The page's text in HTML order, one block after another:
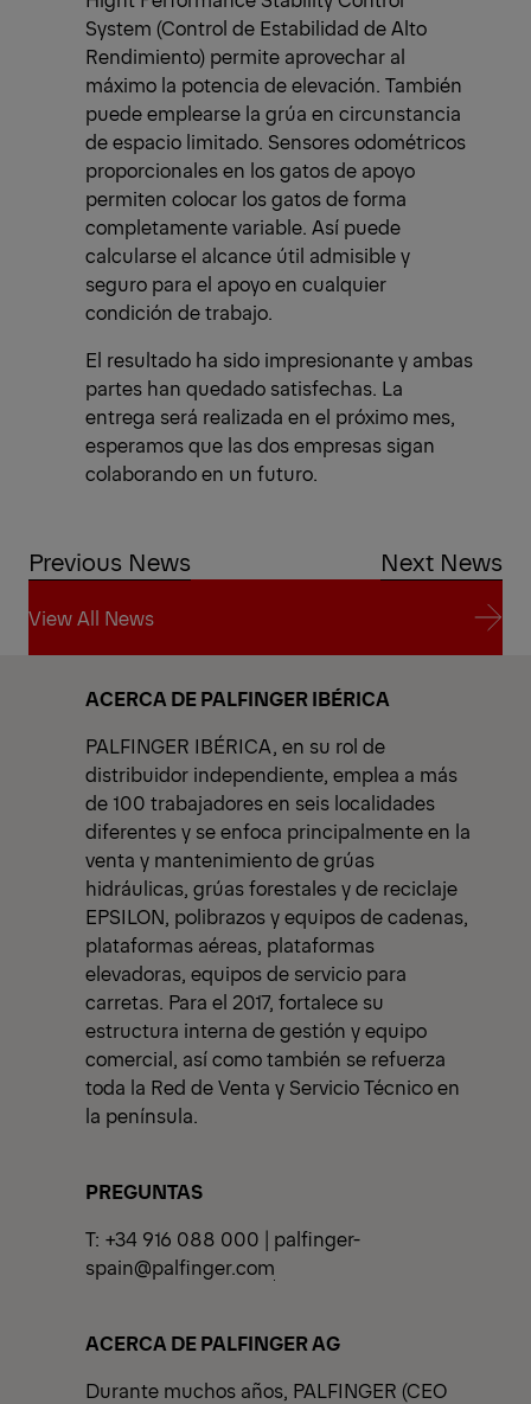
System (Control de Estabilidad de Alto
Rendimiento) permite aprovechar al
máximo la potencia de elevación. También
puede emplearse la grúa en circunstancia
de espacio limitado. Sensores odométricos
proporcionales en los gatos de apoyo
permiten colocar los gatos de forma
completamente variable. Así puede
calcularse el alcance útil admisible y
seguro para el apoyo en cualquier
condición de trabajo.
El resultado ha sido impresionante y ambas
partes han quedado satisfechas. La
entrega será realizada en el próximo mes,
esperamos que las dos empresas sigan
colaborando en un futuro.
Previous News Next News
View All News
View All News
ACERCA DE PALFINGER IBÉRICA
PALFINGER IBÉRICA, en su rol de
distribuidor independiente, emplea a más
de 100 trabajadores en seis localidades
diferentes y se enfoca principalmente en la
venta y mantenimiento de grúas
hidráulicas, grúas forestales y de reciclaje
EPSILON, polibrazos y equipos de cadenas,
plataformas aéreas, plataformas
elevadoras, equipos de servicio para
carretas. Para el 2017, fortalece su
estructura interna de gestión y equipo
comercial, así como también se refuerza
toda la Red de Venta y Servicio Técnico en
la península.
PREGUNTAS
T: +34 916 088 000 | palfinger-
spain@palfinger.com
ACERCA DE PALFINGER AG
Durante muchos años, PALFINGER (CEO